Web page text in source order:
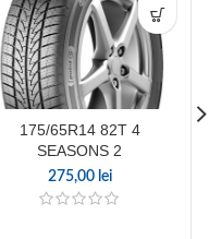
175/65R14 82T 4
SEASONS 2
275,00 lei